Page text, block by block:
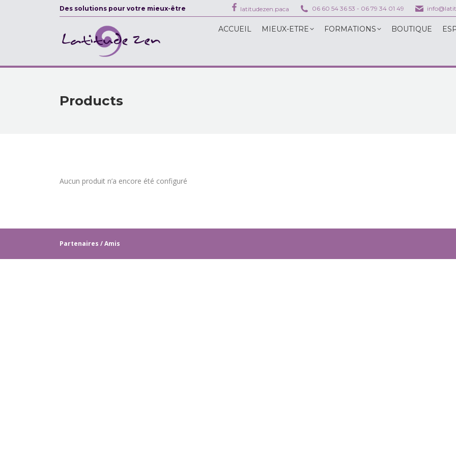
Des solutions pour votre mieux-être latitudezen.paca 06 60 54 36 53 - 06 79 34 01 49
ACCUEIL MIEUX-ETRE FORMATIONS BOUTIQUE
Products
Aucun produit n’a encore été configuré
Partenaires / Amis
ACCUEIL MIEUX-ETRE FORMATIONS BOUTIQUE